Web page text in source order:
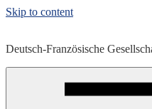
Skip to content
Deutsch-Französische